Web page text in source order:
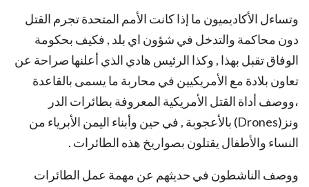
وتساءل الأكاديميون ما إذا كانت الأمم المتحدة تجرم القتل
دون محاكمة والتدخل في شؤون اي بلد , فكيف بحكومة
الوفاق تقبل بهذا , وكذا الرئيس هادي الذي أعلنها صراحة عن
تعاون بلادة مع الأمريكيين في محاربة ما يسمى بالقاعدة
،ووصف أداة القتل الأمريكية المعروفة بطائرات الدر
ونز(Drones) بالأعجوبة , في حين وأبناء اليمن الأبرياء من
النساء والأطفال يقتلون بصواريخ هذه الطائرات .
ووصف الناشطون في حديثهم عن مهمة عمل الطائرات